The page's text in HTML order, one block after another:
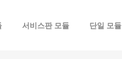
서비스판 모듈 단일 모듈